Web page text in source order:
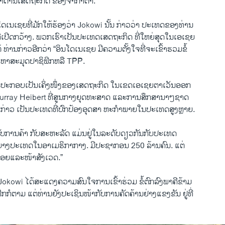
ເນ​ເຊຍທີ່​ມັກ​ໃຫ້​ຮ້ອງວ່າ Jokowi ນັ້ນ ກ່າວ​ວ່າ ປະ​ເທດ​ຂອງທ່າ​ນ
ປີດ​ກວ້າງ. ພວກ​ເຮົາ​ເປັນ​ປະ​ເທດ​ເສດຖະກິດ ທີ່ໃຫຍ່​ສຸດ​ໃນ​ເອ​ເຊຍ
ທ່ານ​ກ່າ​ວອີກ​ວ່າ “ອິນ​ໂດ​ເນ​ເຊຍ ມີ​ຄວາມ​ຕັ້ງ​ໃຈ​ທີ່​ຈະ​ເຂົ້າຮວມຂໍ້
າ​ສະມຸດ​ປາຊິ​ຟິກຫລື TPP.
ະກອບ​ເປັນ​ເຄິ່ງໜຶ່ງ​ຂອງ​ເສດຖະກິດ ​ໃນ​ເຂດ​ເອ​ເຊຍ​ຕາ​ເວັນ​ອອກ
Heibert ທີ່​ສູນ​ກາງ​ຍຸດ​ທະ​ສາດ ​ແລະ​ການ​ສຶກສານາ​ໆ​ຊາດ
າວ ​ເປັນປະ​ເທ​ດທີ່​ປົກປ້ອງ​ອຸດສາ ຫະກຳ​ພາຍ​ໃນ​ປະ​ເທດ​ສູງ​ຫຼາຍ.
ການ​ຄ້າ ​ກັບສະຫະລັດ ​ແມ່ນຢູ່​ໃນ​ລະດັບດຽວ​ກັນ​ກັບປະ​ເທດ
ງ​ປະ​ເທດ​ໃນອາ​ເມ​ຮິ​ກາ​ກາງ. ມີປະຊາກອນ​ 250 ລ້ານ​ຄົນ. ​ແຕ່
ຍ​ແລະ​ໜ້າ​ສັງ​ເວດ.”
ໄດ້​ສະ​ແດງ​ຄວາມ​ສົນ​ໃຈ​ການ​ເຂົ້າ​ຮ່ວມ ຂໍ້ຕົກລົງ​ພາ​ຄີ​ຂ້າມ
ກໍ​ຕາມ ​ແຕ່ທ່ານ​ຍັງ​ປະ​ເຊິ​ນໜ້າ​ກັບການ​ຄັດຄ້ານ​ຢ່າງ​ແຂ​ງຂັນ​ ຢູ່​ທີ່
US, Indonesia Agree to Deepen ‘Key Strategic Partnership’
ວີໂອເອລາວ